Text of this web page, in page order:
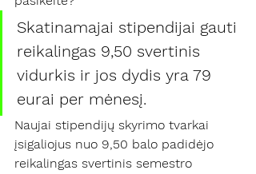
Skatinamajai stipendijai gauti
reikalingas 9,50 svertinis
vidurkis ir jos dydis yra 79
eurai per mėnesį.
Naujai stipendijų skyrimo tvarkai
įsigaliojus nuo 9,50 balo padidėjo
reikalingas svertinis semestro